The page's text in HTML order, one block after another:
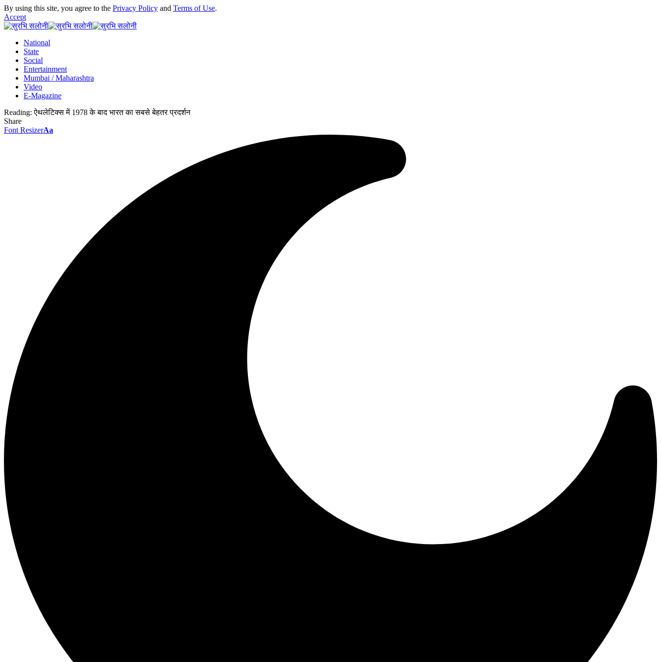
By using this site, you agree to the Privacy Policy and Terms of Use.
Accept
National
State
Social
Entertainment
Mumbai / Maharashtra
Video
E-Magazine
Reading: ऐथलेटिक्स में 1978 के बाद भारत का सबसे बेहतर प्रदर्शन
Share
Font ResizerAa